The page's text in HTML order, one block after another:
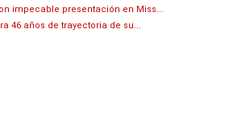
impecable presentación en Miss...
46 años de trayectoria de su...